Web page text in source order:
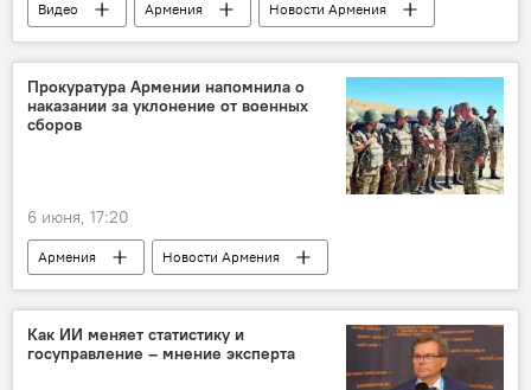
Видео Армения
Новости Армения
град
дом
машина
Прокуратура Армении напомнила о
наказании за уклонение от военных
сборов
6 июня, 17:20
Армения
Новости Армения
Политика
Общество
прокуратура
сборы
Как ИИ меняет статистику и
госуправление – мнение эксперта